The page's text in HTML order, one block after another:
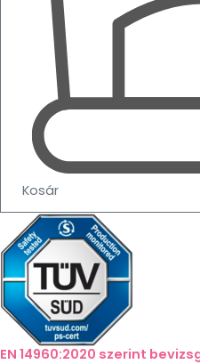
Kosár
EN 14960:2020 szerint